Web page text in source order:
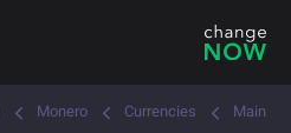
Main
Currencies
Monero